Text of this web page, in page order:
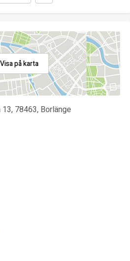
Visa på karta
78463, Borlänge